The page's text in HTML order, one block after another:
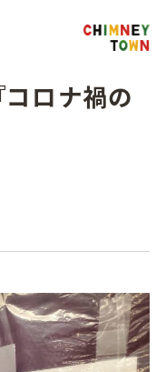
コロナ禍の